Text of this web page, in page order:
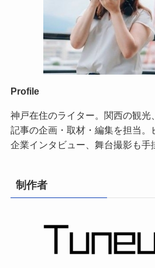
Profile
神戸在住のライター。関西の観光
記事の企画・取材・編集を担当。
企業インタビュー、舞台撮影も手
制作者